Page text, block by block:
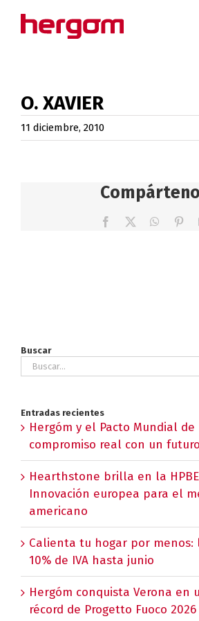
O. XAVIER
11 diciembre, 2010
Facebook
Buscar
Buscar:
Entradas recientes
Hergóm y el Pacto Mundial de
compromiso real con un
Hearthstone brilla en la
Innovación europea para el
americano
Calienta tu hogar por
10% de IVA hasta junio
Hergóm conquista Verona en
récord de Progetto Fuoco 2026